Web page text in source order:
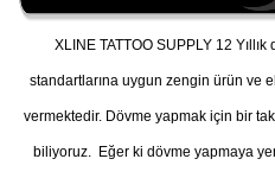
XLINE TATTOO SUPPLY 12
standartlarına uygun zengin ürün ve
vermektedir. Dövme yapmak için bir
biliyoruz. Eğer ki dövme yapmaya